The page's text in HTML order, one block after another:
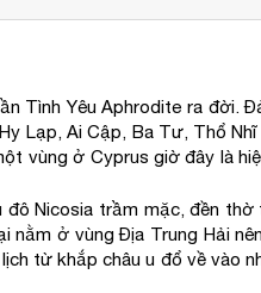
Tình Yêu Aphrodite ra đời.
Lạp, Ai Cập, Ba Tư, Thổ
vùng ở Cyprus giờ đây là
Nicosia trầm mặc, đền thờ
ở vùng Địa Trung Hải
từ khắp châu u đổ về vào